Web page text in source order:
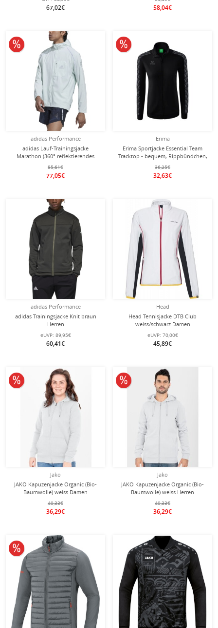
67,02€ 58,04€
adidas Performance
adidas Lauf-Trainingsjacke
Marathon (360° reflektierendes
Design, schmal) linengrün Herren
85,61€
77,05€
10% reduziert
Erima
Erima Sportjacke Essential Team
Tracktop - bequem, Rippbündchen,
Seitentaschen - schwarz/grau
Damen
36,25€
32,63€
10% reduziert
adidas Performance
adidas Trainingsjacke Knit braun
Herren
eUVP: 89,95€
60,41€
Head
Head Tennisjacke DTB Club
weiss/schwarz Damen
eUVP: 70,00€
45,89€
Jako
JAKO Kapuzenjacke Organic (Bio-
Baumwolle) weiss Damen
40,33€
36,29€
10% reduziert
Jako
JAKO Kapuzenjacke Organic (Bio-
Baumwolle) weiss Herren
40,33€
36,29€
10% reduziert
10% reduziert